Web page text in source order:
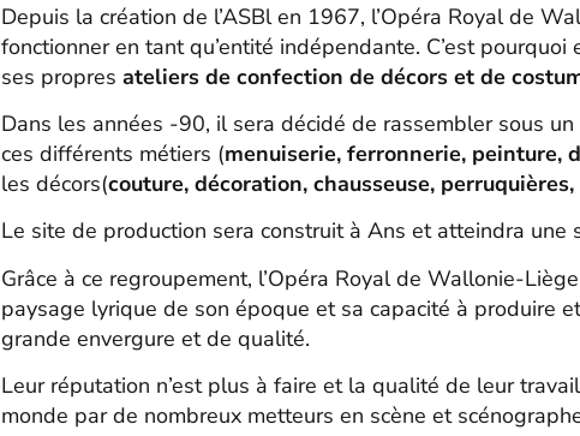
Depuis la création de l’ASBl en 1967, l’Opéra Royal de
fonctionner en tant qu’entité indépendante. C’est
ses propres ateliers de confection de décors et de
Dans les années -90, il sera décidé de rassembler sous
ces différents métiers (menuiserie, ferronnerie, peinture,
les décors(couture, décoration, chausseuse,
Le site de production sera construit à Ans et atteindra une
Grâce à ce regroupement, l’Opéra Royal de Wallonie-
paysage lyrique de son époque et sa capacité à produire
grande envergure et de qualité.
Leur réputation n’est plus à faire et la qualité de leur
monde par de nombreux metteurs en scène et